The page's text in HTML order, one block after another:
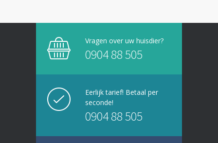
Vragen over uw huisdier?
0904 88 505
Eerlijk tarief! Betaal per
seconde!
0904 88 505